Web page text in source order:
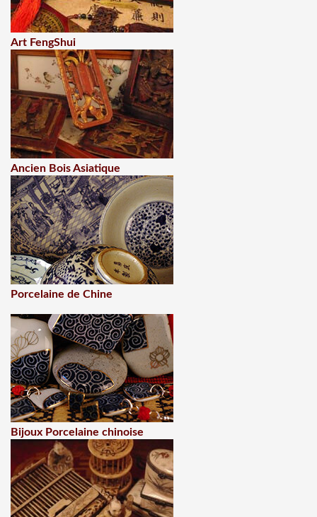
Art FengShui
Ancien Bois Asiatique
Porcelaine de Chine
Bijoux Porcelaine chinoise